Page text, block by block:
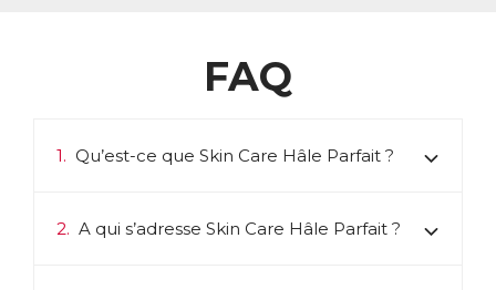
FAQ
1. Qu’est-ce que Skin Care Hâle Parfait ?
2. A qui s’adresse Skin Care Hâle Parfait ?